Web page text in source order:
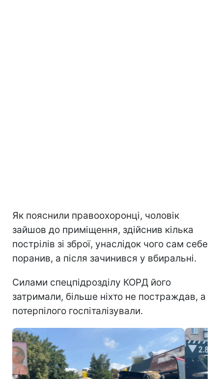
Як пояснили правоохоронці, чоловік
зайшов до приміщення, здійснив кілька
пострілів зі зброї, унаслідок чого сам себе
поранив, а після зачинився у вбиральні.
Силами спецпідрозділу КОРД його
затримали, більше ніхто не постраждав, а
потерпілого госпіталізували.